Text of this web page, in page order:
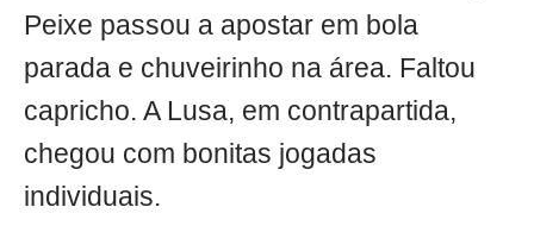
Peixe passou a apostar em bola
parada e chuveirinho na área. Faltou
capricho. A Lusa, em contrapartida,
chegou com bonitas jogadas
individuais.